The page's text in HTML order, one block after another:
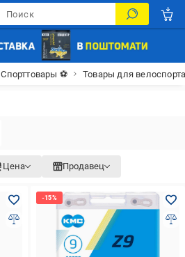
Спорттовары ⚽ Товары для
Цена Продавец